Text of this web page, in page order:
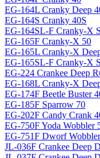
EG-164L Cranky Deep
EG-164S Cranky 40S
EG-164SL-F Cranky-X
EG-165F Cranky-X 50
EG-165L Cranky-X
EG-165SL-F Cranky-X
EG-224 Crankee Deep
EG-168L Cranky-X
EG-174F Beetle Buster
EG-185F Sparrow 70
EG-202F Candy Crank
EG-750F Yoda Wobbler
EG-751F Dworf
JL-036F Crankee Deep